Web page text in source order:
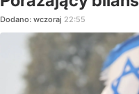
Dodano: wczoraj 22:55